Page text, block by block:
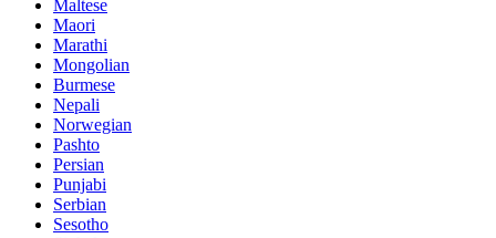
Maltese
Maori
Marathi
Mongolian
Burmese
Nepali
Norwegian
Pashto
Persian
Punjabi
Serbian
Sesotho